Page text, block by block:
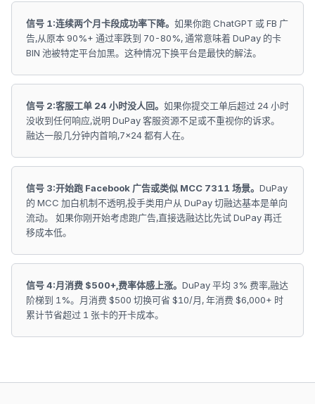
信号 1:连续两个月卡段成功率下降。 如果你跑 ChatGPT 或 FB 广
告,从原本 90%+ 通过率跌到 70-80%, 通常意味着 DuPay 的卡
BIN 池被特定平台加黑。这种情况下换平台是最快的解法。
信号 2:客服工单 24 小时没人回。 如果你提交工单后超过 24 小时
没收到任何响应,说明 DuPay 客服资源不足或不重视你的诉求。
融达一般几分钟内首响,7×24 都有人在。
信号 3:开始跑 Facebook 广告或类似 MCC 7311 场景。 DuPay
的 MCC 加白机制不透明,投手类用户从 DuPay 切融达基本是单向
流动。 如果你刚开始考虑跑广告,直接选融达比先试 DuPay 再迁
移成本低。
信号 4:月消费 $500+,费率体感上涨。 DuPay 平均 3% 费率,融达
阶梯到 1%。月消费 $500 切换可省 $10/月, 年消费 $6,000+ 时
累计节省超过 1 张卡的开卡成本。